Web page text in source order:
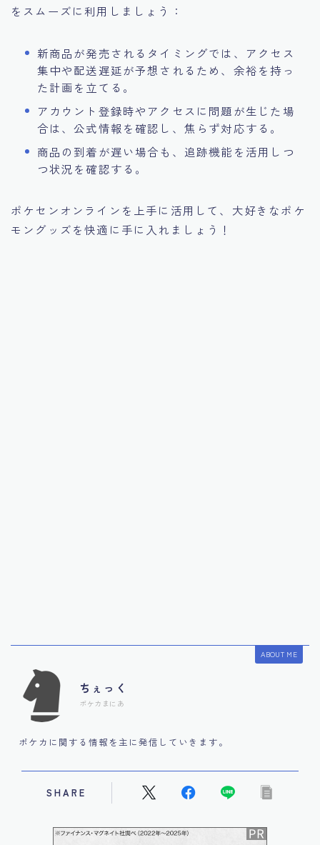
をスムーズに利用しましょう：
新商品が発売されるタイミングでは、アクセス
集中や配送遅延が予想されるため、余裕を持っ
た計画を立てる。
アカウント登録時やアクセスに問題が生じた場
合は、公式情報を確認し、焦らず対応する。
商品の到着が遅い場合も、追跡機能を活用しつ
つ状況を確認する。
ポケセンオンラインを上手に活用して、大好きなポケ
モングッズを快適に手に入れましょう！
ABOUT ME
ちぇっく
ポケカまにあ
ポケカに関する情報を主に発信していきます。
SHARE